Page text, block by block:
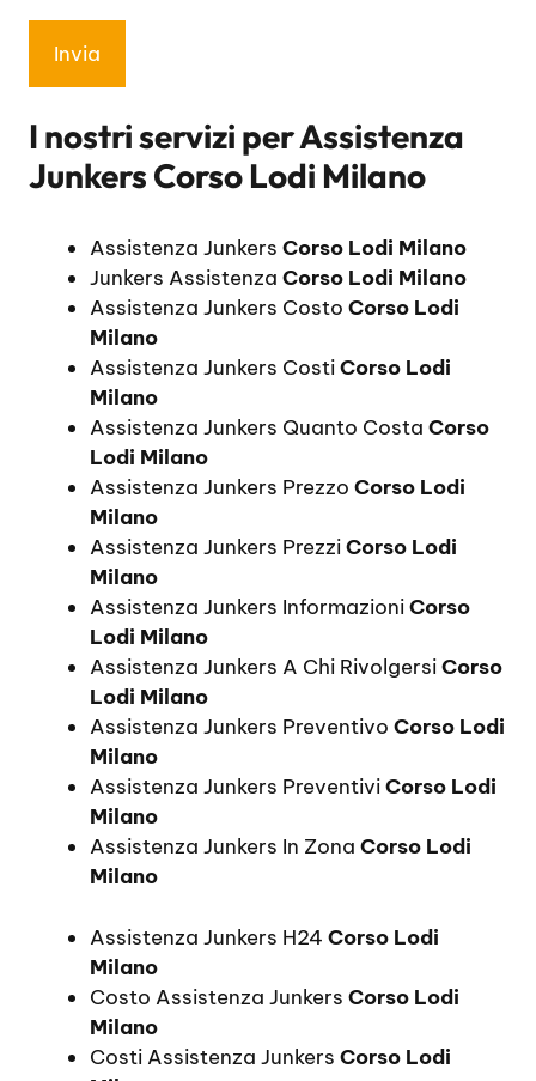
I nostri servizi perAssistenza
Junkers Corso Lodi Milano
Assistenza Junkers Corso Lodi Milano
Junkers Assistenza Corso Lodi Milano
Assistenza Junkers Costo Corso Lodi
Milano
Assistenza Junkers CostiCorso Lodi
Milano
Assistenza Junkers Quanto Costa Corso
Lodi Milano
Assistenza Junkers Prezzo Corso Lodi
Milano
Assistenza Junkers PrezziCorso Lodi
Milano
Assistenza Junkers InformazioniCorso
Lodi Milano
Assistenza Junkers A Chi RivolgersiCorso
Lodi Milano
Assistenza Junkers Preventivo Corso Lodi
Milano
Assistenza Junkers PreventiviCorso Lodi
Milano
Assistenza Junkers In Zona Corso Lodi
Milano
Assistenza Junkers H24 Corso Lodi
Milano
Costo Assistenza Junkers Corso Lodi
Milano
Costi Assistenza Junkers Corso Lodi